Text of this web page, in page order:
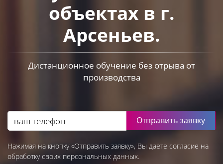
объектах в г.
Арсеньев.
Дистанционное обучение без отрыва от
производства
Отправить заявку
Нажимая на кнопку «Отправить заявку», Вы даете согласие на
обработку своих персональных данных.